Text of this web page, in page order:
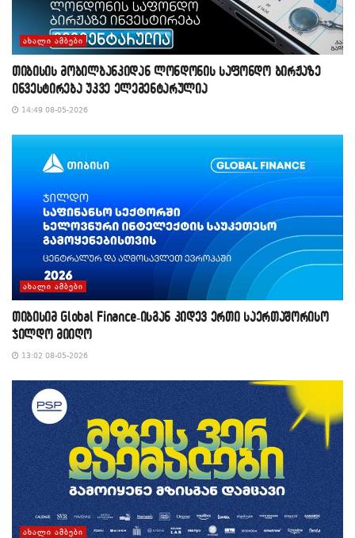
ᲐᲮᲐᲚᲘ ᲐᲛᲑᲔᲑᲘ
თიბისის მობილბანკიდან ლონდონის საფონდო ბირჟაზე
ინვესტირება უკვე ელემენტარულია
14:49 08-05-2026
ᲐᲮᲐᲚᲘ ᲐᲛᲑᲔᲑᲘ
თიბისიმ Global Finance-ისგან კიდევ ერთი საერთაშორისო
ჯილდო მიიღო
13:02 08-05-2026
ᲐᲮᲐᲚᲘ ᲐᲛᲑᲔᲑᲘ